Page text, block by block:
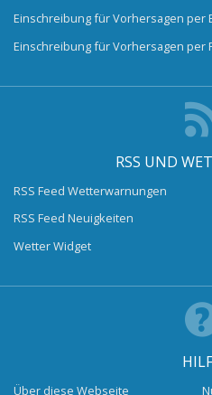
Einschreibung für Vorhersagen per
Einschreibung für Vorhersagen per
RSS UND
RSS Feed Wetterwarnungen
RSS Feed Neuigkeiten
Wetter Widget
Über diese Webseite